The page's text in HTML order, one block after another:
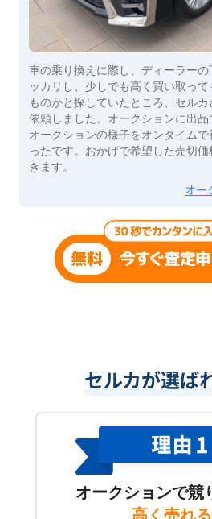
車の乗り換えに際し、ディーラー
ッカリし、少しでも高く買い取っ
ものかと探していたところ、セル
依頼しました。オークションに出品
オークションの様子をオンタイム
ったです。おかげで希望した売切
きます。
オー
セルカが選ば
オークションで競
高く売れる